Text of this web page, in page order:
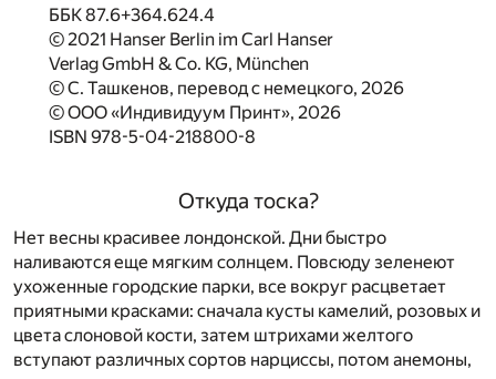
ББК 87.6+364.624.4
© 2021 Hanser Berlin im Carl Hanser
Verlag GmbH & Co. KG, München
© C. Ташкенов, перевод с немецкого, 2026
© ООО «Индивидуум Принт», 2026
ISBN 978-5-04-218800-8
Откуда тоска?
Нет весны красивее лондонской. Дни быстро
наливаются еще мягким солнцем. Повсюду зеленеют
ухоженные городские парки, все вокруг расцветает
приятными красками: сначала кусты камелий, розовых и
цвета слоновой кости, затем штрихами желтого
вступают различных сортов нарциссы, потом анемоны,